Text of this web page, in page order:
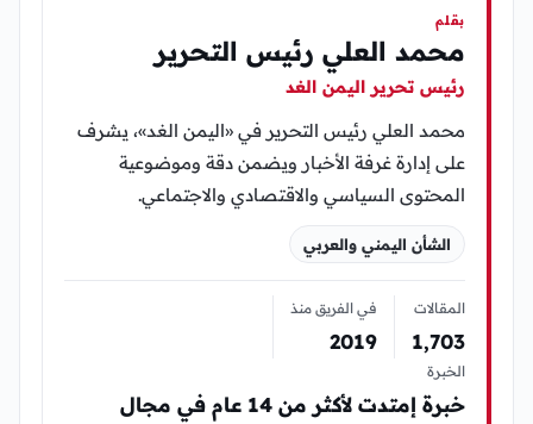
بقلم
محمد العلي رئيس التحرير
رئيس تحرير اليمن الغد
محمد العلي رئيس التحرير في «اليمن الغد»، يشرف
على إدارة غرفة الأخبار ويضمن دقة وموضوعية
المحتوى السياسي والاقتصادي والاجتماعي.
الشأن اليمني والعربي
المقالات
1٬703
في الفريق منذ
2019
الخبرة
خبرة إمتدت لأكثر من 14 عام في مجال